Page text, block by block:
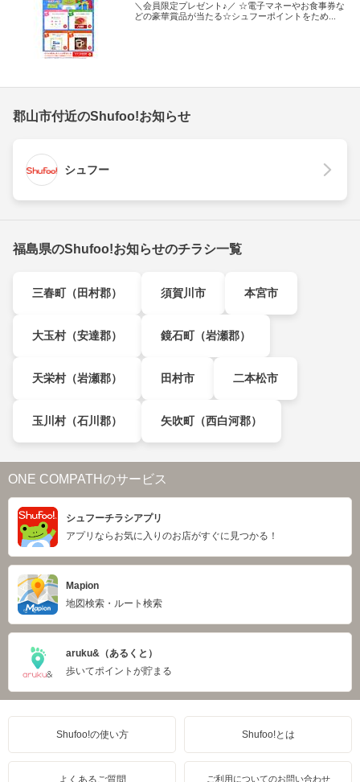
＼会員限定プレゼント♪／ ☆電子マネーやお食事券な
どの豪華賞品が当たる☆シュフーポイントをため...
郡山市付近のShufoo!お知らせ
シュフー
福島県のShufoo!お知らせのチラシ一覧
三春町（田村郡） 須賀川市 本宮市
大玉村（安達郡） 鏡石町（岩瀬郡）
天栄村（岩瀬郡） 田村市 二本松市
玉川村（石川郡） 矢吹町（西白河郡）
ONE COMPATHのサービス
シュフーチラシアプリ
アプリならお気に入りのお店がすぐに見つかる！
Mapion
地図検索・ルート検索
aruku&（あるくと）
歩いてポイントが貯まる
Shufoo!の使い方 Shufoo!とは
よくあるご質問 ご利用についてのお問い合わせ